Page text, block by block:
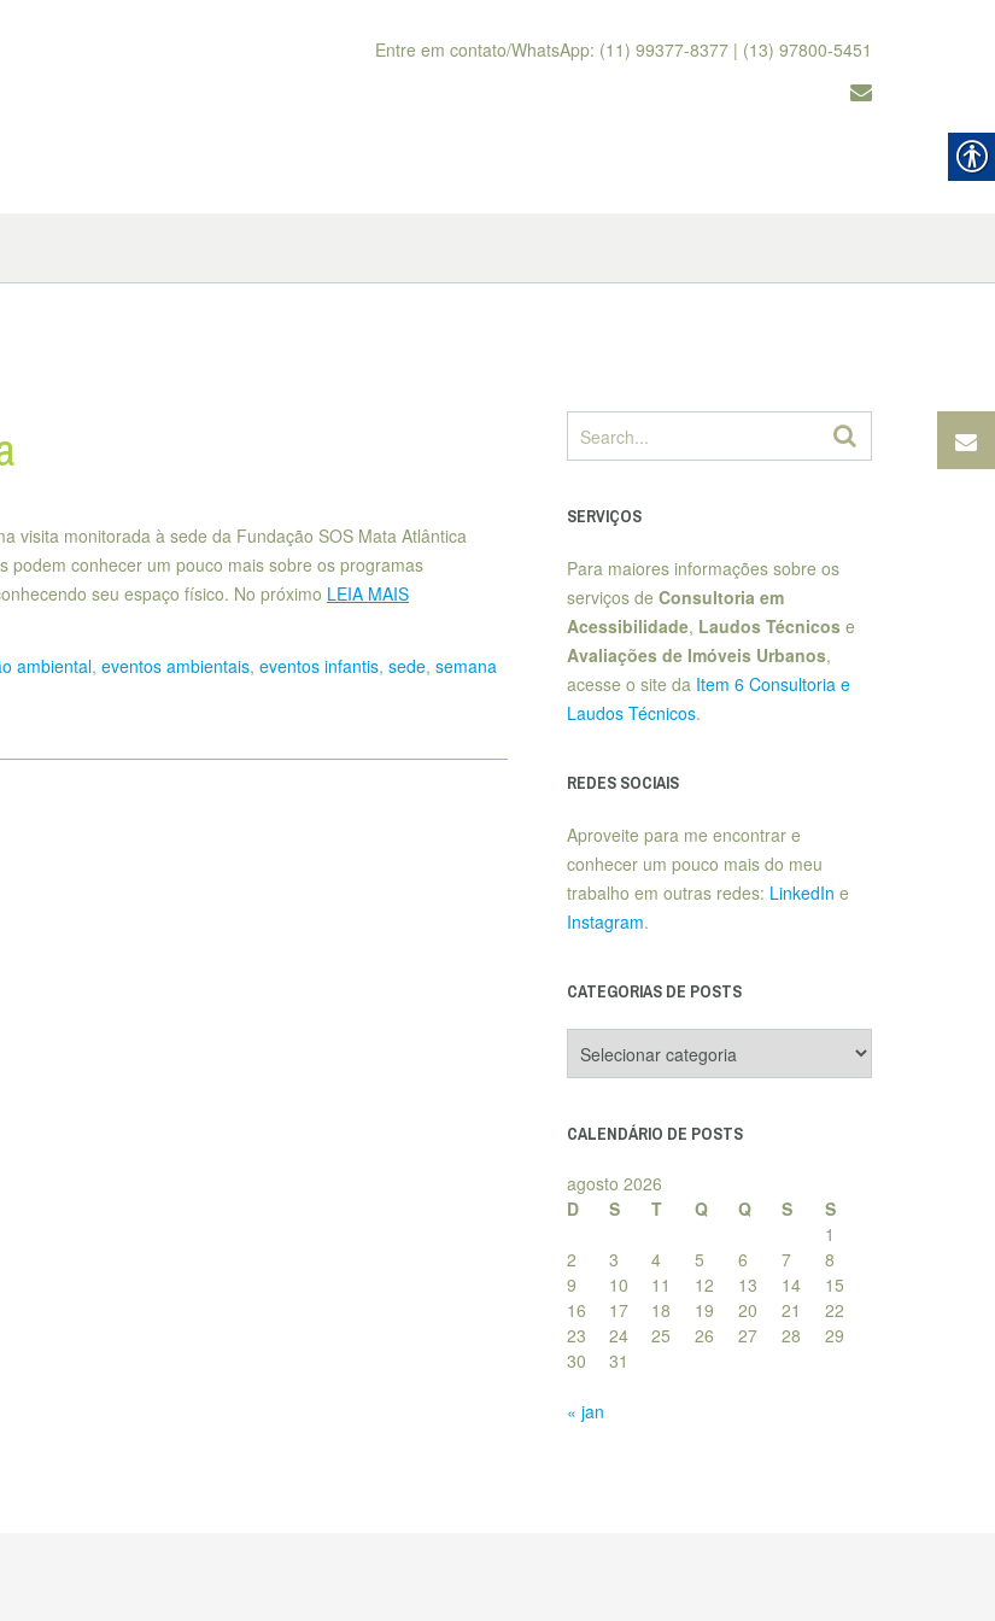
Entre em contato/WhatsApp: (11) 99377-8377 | (13) 97800-5451
visita monitorada à sede da Fundação SOS Mata Atlântica
podem conhecer um pouco mais sobre os programas
seu espaço físico. No próximo LEIA MAIS
ambiental, eventos ambientais, eventos infantis, sede, semana
SERVIÇOS
Para maiores informações sobre os
serviços de Consultoria em
Acessibilidade, Laudos Técnicose
Avaliações de Imóveis Urbanos,
acesse o site da Item 6 Consultoria e
Laudos Técnicos.
REDES SOCIAIS
Aproveite para me encontrar e
conhecer um pouco mais do meu
trabalho em outras redes: LinkedIn e
Instagram.
CATEGORIAS DE POSTS
de
CALENDÁRIO DE POSTS
agosto 2026
D
S T Q Q S
S
1
2
3 4 5 6 7
8
9
10 11 12 13 14
15
16
17 18 19 20 21
22
23
24 25 26 27 28
29
30
31
« jan